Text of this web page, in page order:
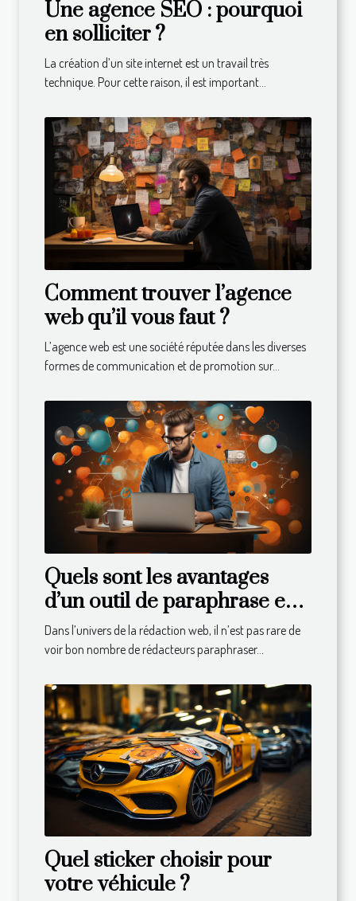
Une agence SEO : pourquoi
en solliciter ?
La création d’un site internet est un travail très
technique. Pour cette raison, il est important...
Comment trouver l’agence
web qu’il vous faut ?
L’agence web est une société réputée dans les diverses
formes de communication et de promotion sur...
Quels sont les avantages
d’un outil de paraphrase en
ligne ?
Dans l’univers de la rédaction web, il n’est pas rare de
voir bon nombre de rédacteurs paraphraser...
Quel sticker choisir pour
votre véhicule ?